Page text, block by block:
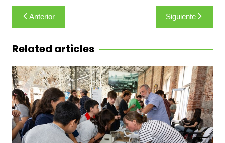
Navegación
de
entradas
Anterior Siguiente
Related articles